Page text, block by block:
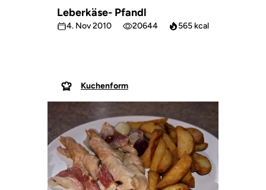
Leberkäse- Pfandl
4. Nov 2010 20644 565 kcal
Kuchenform